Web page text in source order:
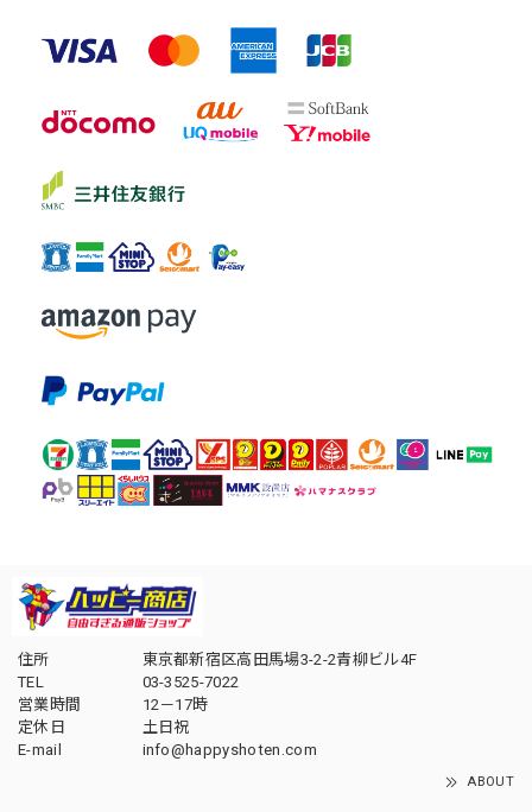
住所
東京都新宿区高田馬場3-2-2青柳ビル4F
TEL
03-3525-7022
営業時間
12－17時
定休日
土日祝
E-mail
info@happyshoten.com
ABOUT